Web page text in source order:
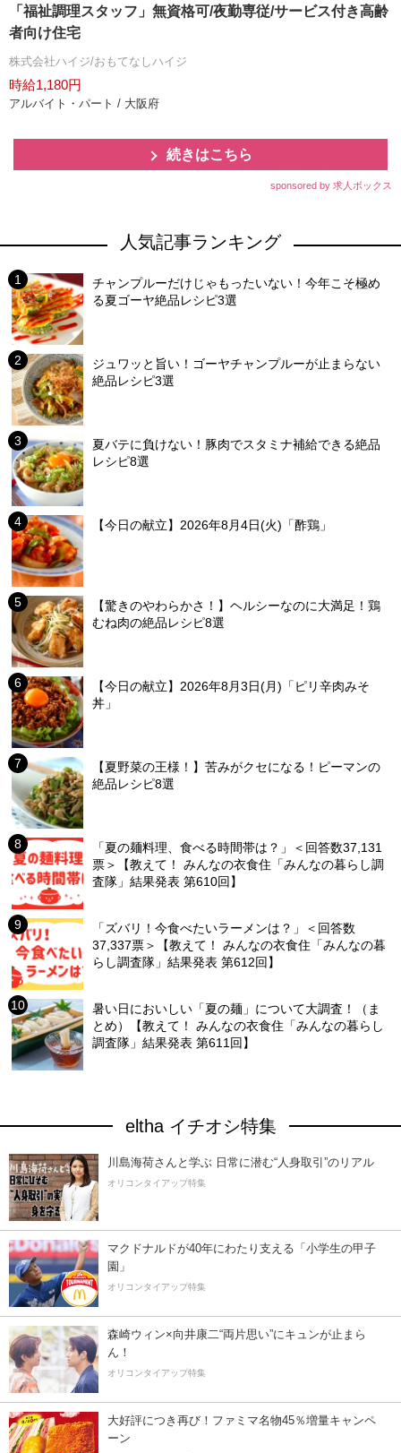
「福祉調理スタッフ」無資格可/夜勤専従/サービス付き高齢
者向け住宅
株式会社ハイジ/おもてなしハイジ
時給1,180円
アルバイト・パート / 大阪府
続きはこちら
sponsored by 求人ボックス
人気記事ランキング
チャンプルーだけじゃもったいない！今年こそ極め
る夏ゴーヤ絶品レシピ3選
ジュワッと旨い！ゴーヤチャンプルーが止まらない
絶品レシピ3選
夏バテに負けない！豚肉でスタミナ補給できる絶品
レシピ8選
【今日の献立】2026年8月4日(火)「酢鶏」
【驚きのやわらかさ！】ヘルシーなのに大満足！鶏
むね肉の絶品レシピ8選
【今日の献立】2026年8月3日(月)「ピリ辛肉みそ
丼」
【夏野菜の王様！】苦みがクセになる！ピーマンの
絶品レシピ8選
「夏の麺料理、食べる時間帯は？」＜回答数37,131
票＞【教えて！ みんなの衣食住「みんなの暮らし調
査隊」結果発表 第610回】
「ズバリ！今食べたいラーメンは？」＜回答数
37,337票＞【教えて！ みんなの衣食住「みんなの暮
らし調査隊」結果発表 第612回】
暑い日においしい「夏の麺」について大調査！（ま
とめ）【教えて！ みんなの衣食住「みんなの暮らし
調査隊」結果発表 第611回】
eltha イチオシ特集
川島海荷さんと学ぶ 日常に潜む“人身取引”のリアル
オリコンタイアップ特集
マクドナルドが40年にわたり支える「小学生の甲子
園」
オリコンタイアップ特集
森崎ウィン×向井康二“両片思い”にキュンが止まら
ん！
オリコンタイアップ特集
大好評につき再び！ファミマ名物45％増量キャンペ
ーン